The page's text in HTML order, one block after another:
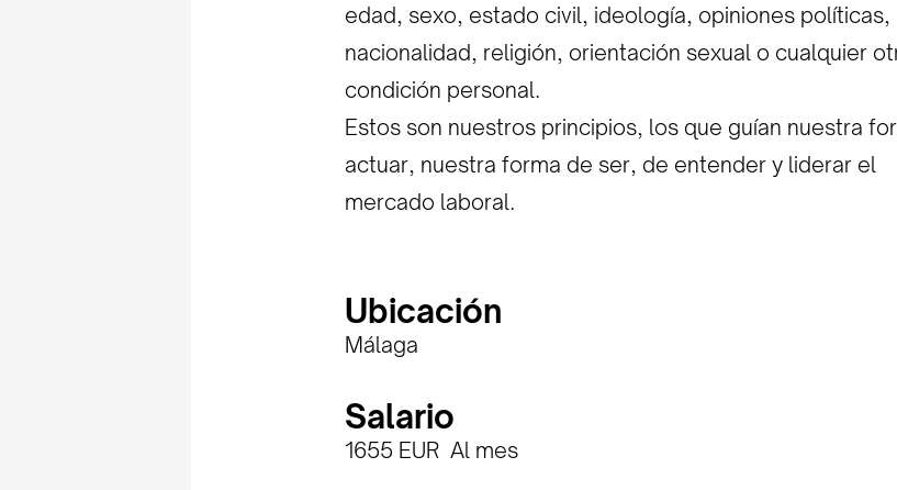
edad, sexo, estado civil, ideología, opiniones políticas,
nacionalidad, religión, orientación sexual o cualquier
condición personal.
Estos son nuestros principios, los que guían nuestra
actuar, nuestra forma de ser, de entender y liderar el
mercado laboral.
Ubicación
Málaga
Salario
1655 EUR Al mes